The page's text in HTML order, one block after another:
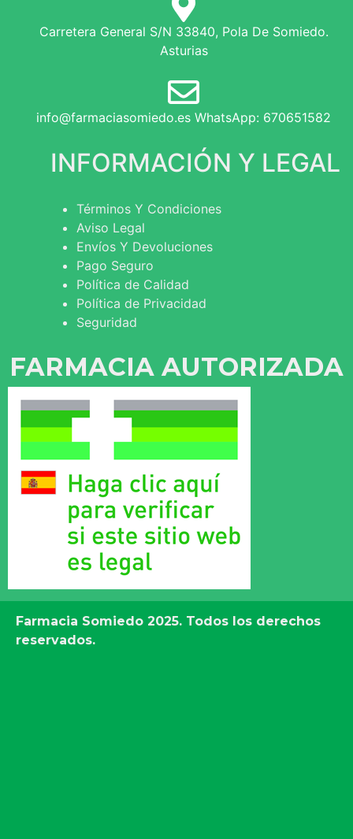
Carretera General S/N 33840, Pola De Somiedo.
Asturias
info@farmaciasomiedo.es WhatsApp: 670651582
INFORMACIÓN Y LEGAL
Términos Y Condiciones
Aviso Legal
Envíos Y Devoluciones
Pago Seguro
Política de Calidad
Política de Privacidad
Seguridad
FARMACIA AUTORIZADA
Farmacia Somiedo 2025. Todos los derechos
reservados.